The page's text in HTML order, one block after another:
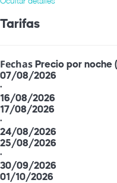
Tarifas
Fechas Precio por noche
07/08/2026
·
16/08/2026
17/08/2026
·
24/08/2026
25/08/2026
·
30/09/2026
01/10/2026